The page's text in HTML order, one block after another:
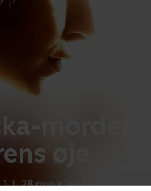
mordene -
øje
1 t. 28 min • 2012 •